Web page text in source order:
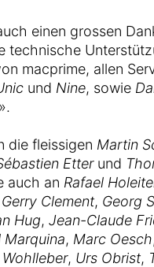
einen grossen
technische
macprime, allen
und Nine, sowie
die fleissigen Martin
Etterund
auch an Rafael
Gerry Clement, Georg
Hug, Jean-Claude
Marquina, Marc Oesch
, Urs Obrist,